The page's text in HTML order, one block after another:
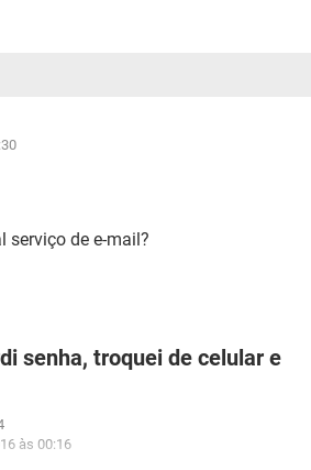
serviço de e-mail?
senha, troquei de celular e
às 00:16